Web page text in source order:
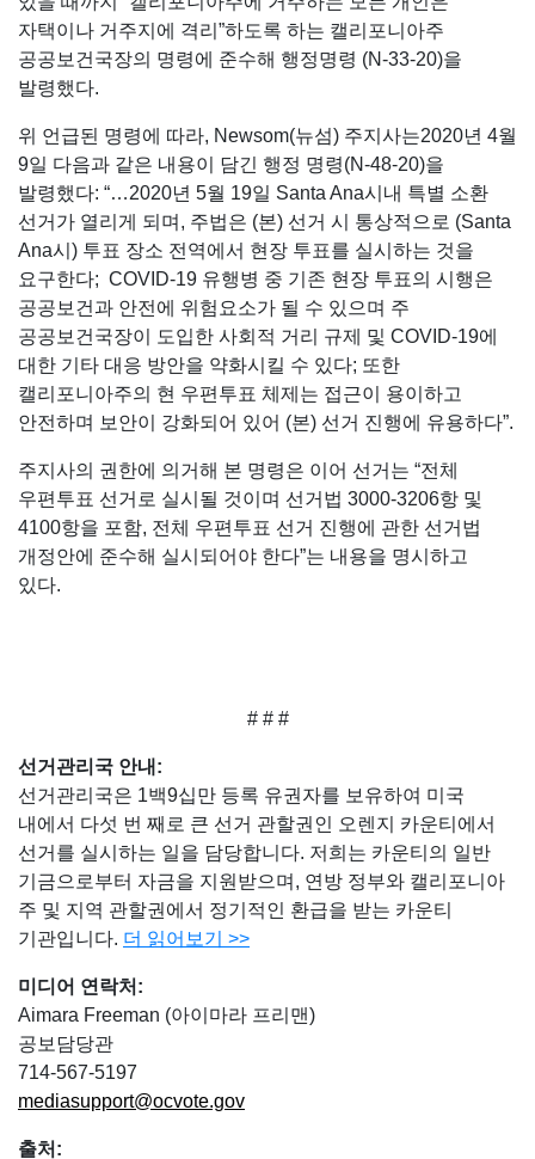
자택이나 거주지에 격리”하도록 하는 캘리포니아주
공공보건국장의 명령에 준수해 행정명령 (N-33-20)을
발령했다.
위 언급된 명령에 따라, Newsom(뉴섬) 주지사는2020년 4월
9일 다음과 같은 내용이 담긴 행정 명령(N-48-20)을
발령했다: “…2020년 5월 19일 Santa Ana시내 특별 소환
선거가 열리게 되며, 주법은 (본) 선거 시 통상적으로 (Santa
Ana시) 투표 장소 전역에서 현장 투표를 실시하는 것을
요구한다; COVID-19 유행병 중 기존 현장 투표의 시행은
공공보건과 안전에 위험요소가 될 수 있으며 주
공공보건국장이 도입한 사회적 거리 규제 및 COVID-19에
대한 기타 대응 방안을 약화시킬 수 있다; 또한
캘리포니아주의 현 우편투표 체제는 접근이 용이하고
안전하며 보안이 강화되어 있어 (본) 선거 진행에 유용하다”.
주지사의 권한에 의거해 본 명령은 이어 선거는 “전체
우편투표 선거로 실시될 것이며 선거법 3000-3206항 및
4100항을 포함, 전체 우편투표 선거 진행에 관한 선거법
개정안에 준수해 실시되어야 한다”는 내용을 명시하고
있다.
# # #
선거관리국 안내 :
선거관리국은 1백9십만 등록 유권자를 보유하여 미국
내에서 다섯 번 째로 큰 선거 관할권인 오렌지 카운티에서
선거를 실시하는 일을 담당합니다. 저희는 카운티의 일반
기금으로부터 자금을 지원받으며, 연방 정부와 캘리포니아
주 및 지역 관할권에서 정기적인 환급을 받는 카운티
기관입니다. 더 읽어보기 >>
미디어 연락처 :
Aimara Freeman (아이마라 프리맨)
공보담당관
714-567-5197
mediasupport@ocvote.gov
출처 :